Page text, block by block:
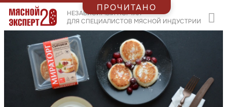
НЕЗАВИСИМЫЙ ПОРТАЛ
ДЛЯ СПЕЦИАЛИСТОВ МЯСНОЙ ИНДУСТРИИ
ПРОЧИТАНО